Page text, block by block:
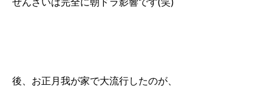
後、お正月我が家で大流行したのが、